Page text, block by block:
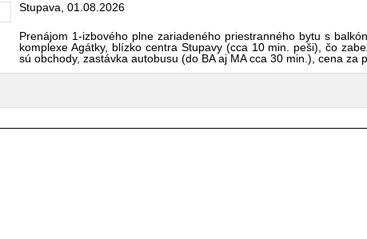
Stupava, 01.08.2026
Prenájom 1-izbového plne zariadeného priestranného bytu s
komplexe Agátky, blízko centra Stupavy (cca 10 min. peši), čo
sú obchody, zastávka autobusu (do BA aj MA cca 30 min.), cena za